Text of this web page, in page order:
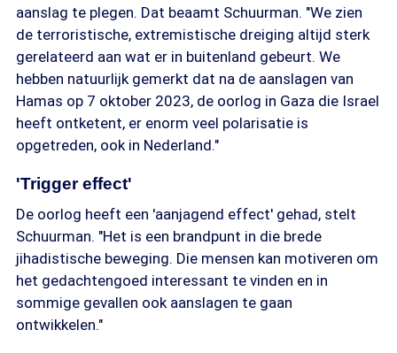
aanslag te plegen. Dat beaamt Schuurman. "We zien
de terroristische, extremistische dreiging altijd sterk
gerelateerd aan wat er in buitenland gebeurt. We
hebben natuurlijk gemerkt dat na de aanslagen van
Hamas op 7 oktober 2023, de oorlog in Gaza die Israel
heeft ontketent, er enorm veel polarisatie is
opgetreden, ook in Nederland."
'Trigger effect'
De oorlog heeft een 'aanjagend effect' gehad, stelt
Schuurman. "Het is een brandpunt in die brede
jihadistische beweging. Die mensen kan motiveren om
het gedachtengoed interessant te vinden en in
sommige gevallen ook aanslagen te gaan
ontwikkelen."